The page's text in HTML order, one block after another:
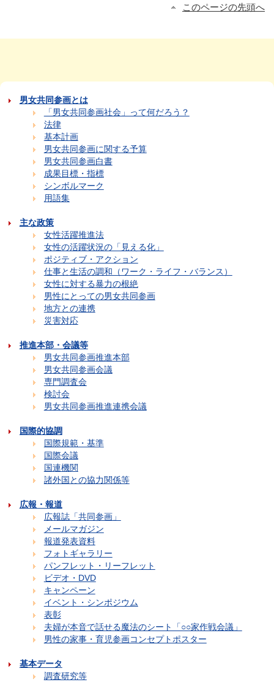
このページの先頭へ
男女共同参画とは
「男女共同参画社会」って何だろう？
法律
基本計画
男女共同参画に関する予算
男女共同参画白書
成果目標・指標
シンボルマーク
用語集
主な政策
女性活躍推進法
女性の活躍状況の「見える化」
ポジティブ・アクション
仕事と生活の調和（ワーク・ライフ・バランス）
女性に対する暴力の根絶
男性にとっての男女共同参画
地方との連携
災害対応
推進本部・会議等
男女共同参画推進本部
男女共同参画会議
専門調査会
検討会
男女共同参画推進連携会議
国際的協調
国際規範・基準
国際会議
国連機関
諸外国との協力関係等
広報・報道
広報誌「共同参画」
メールマガジン
報道発表資料
フォトギャラリー
パンフレット・リーフレット
ビデオ・DVD
キャンペーン
イベント・シンポジウム
表彰
夫婦が本音で話せる魔法のシート「○○家作戦会議」
男性の家事・育児参画コンセプトポスター
基本データ
調査研究等